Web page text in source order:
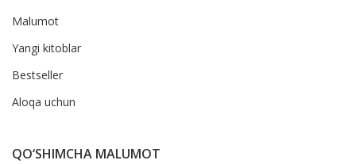
Malumot
Yangi kitoblar
Bestseller
Aloqa uchun
QO‘SHIMCHA MALUMOT